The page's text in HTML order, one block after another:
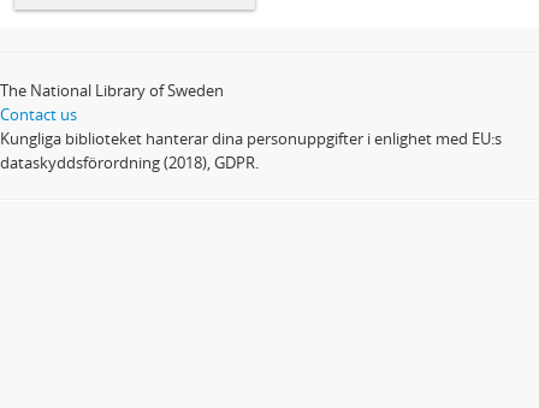
The National Library of Sweden
Contact us
Kungliga biblioteket hanterar dina personuppgifter i enlighet med EU:s
dataskyddsförordning (2018), GDPR.